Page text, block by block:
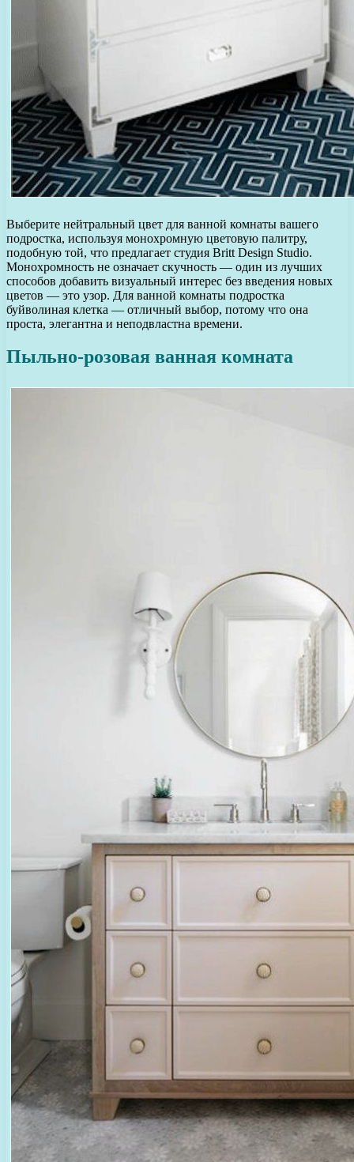
Выберите нейтральный цвет для ванной комнаты вашего
подростка, используя монохромную цветовую палитру,
подобную той, что предлагает студия Britt Design Studio.
Монохромность не означает скучность — один из лучших
способов добавить визуальный интерес без введения новых
цветов — это узор. Для ванной комнаты подростка
буйволиная клетка — отличный выбор, потому что она
проста, элегантна и неподвластна времени.
Пыльно-розовая ванная комната